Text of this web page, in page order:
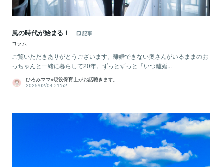
風の時代が始まる！
記事
コラム
ご覧いただきありがとうございます。離婚できない奧さんがいるままのお
っちゃんと一緒に暮らして20年。ずっとずっと「いつ離婚...
ひろみママ⭐︎現役保育士がお話聴きます。
2025/02/04 21:52